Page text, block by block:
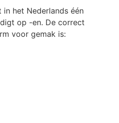
het Nederlands één
op -en. De correct
voor gemak is: